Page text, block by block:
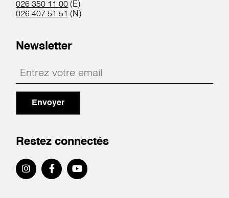
026 350 11 00 (E)
026 407 51 51 (N)
Newsletter
Envoyer
Restez connectés